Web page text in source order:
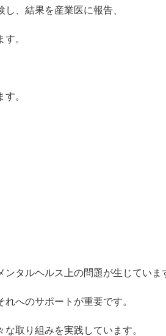
、結果を産業医に報告、
。
。
タルヘルス上の問題が生じていま
へのサポートが重要です。
取り組みを実践しています。